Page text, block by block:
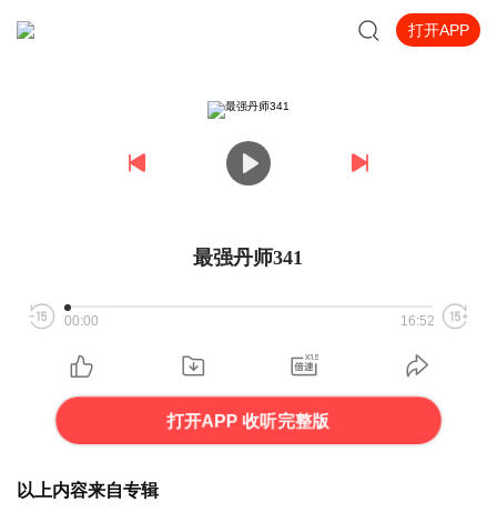
打开APP
最强丹师341
00:00 16:52
打开APP 收听完整版
以上内容来自专辑